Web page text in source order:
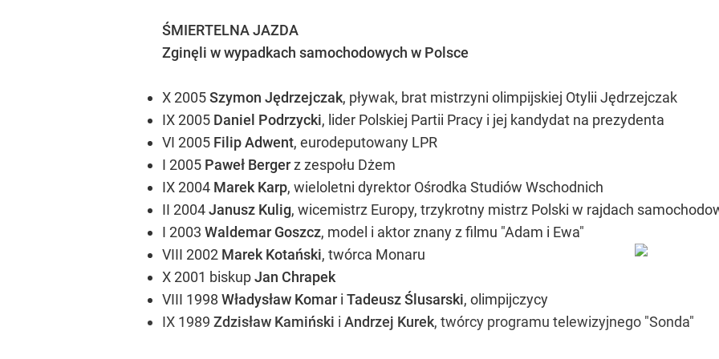
ŚMIERTELNA JAZDA
Zginęli w wypadkach samochodowych w Polsce
X 2005Szymon Jędrzejczak, pływak, brat mistrzyni olimpijskiej Otylii Jędrzejczak
IX 2005 Daniel Podrzycki, lider Polskiej Partii Pracy i jej kandydat na prezydenta
VI 2005 Filip Adwent, eurodeputowany LPR
I 2005 Paweł Bergerz zespołu Dżem
IX 2004 Marek Karp, wieloletni dyrektor Ośrodka Studiów Wschodnich
II 2004Janusz Kulig, wicemistrz Europy, trzykrotny mistrz Polski w rajdach
I 2003 Waldemar Goszcz, model i aktor znany z filmu "Adam i Ewa"
VIII 2002 Marek Kotański, twórca Monaru
X 2001 biskupJan Chrapek
VIII 1998 Władysław Komar i Tadeusz Ślusarski, olimpijczycy
IX 1989 Zdzisław Kamiński i Andrzej Kurek, twórcy programu telewizyjnego "Sonda"